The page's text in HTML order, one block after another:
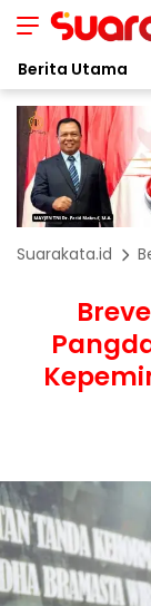
Berita Utama
Suarakata.id